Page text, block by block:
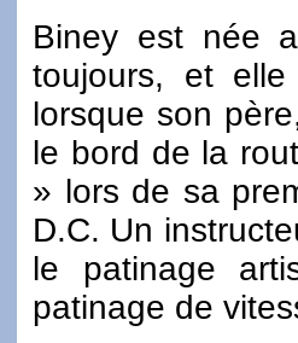
Biney est née
toujours, et
lorsque son
le bord de la
» lors de sa
D.C. Un
le patinage
patinage de